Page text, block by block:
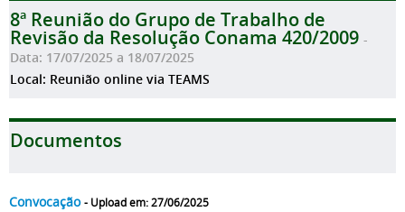
8ª Reunião do Grupo de Trabalho de
Revisão da Resolução Conama 420/2009 -
Data: 17/07/2025 a 18/07/2025
Local: Reunião online via TEAMS
Documentos
Convocação - Upload em: 27/06/2025